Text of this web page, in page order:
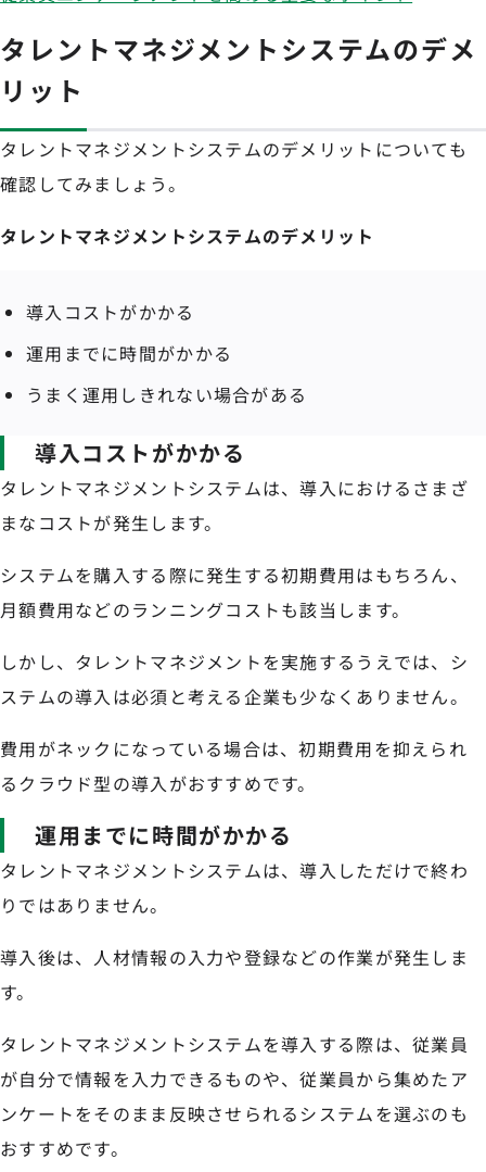
タレントマネジメントシステムのデメ
リット
タレントマネジメントシステムのデメリットについても
確認してみましょう。
タレントマネジメントシステムのデメリット
導入コストがかかる
運用までに時間がかかる
うまく運用しきれない場合がある
導入コストがかかる
タレントマネジメントシステムは、導入におけるさまざ
まなコストが発生します。
システムを購入する際に発生する初期費用はもちろん、
月額費用などのランニングコストも該当します。
しかし、タレントマネジメントを実施するうえでは、シ
ステムの導入は必須と考える企業も少なくありません。
費用がネックになっている場合は、初期費用を抑えられ
るクラウド型の導入がおすすめです。
運用までに時間がかかる
タレントマネジメントシステムは、導入しただけで終わ
りではありません。
導入後は、人材情報の入力や登録などの作業が発生しま
す。
タレントマネジメントシステムを導入する際は、従業員
が自分で情報を入力できるものや、従業員から集めたア
ンケートをそのまま反映させられるシステムを選ぶのも
おすすめです。